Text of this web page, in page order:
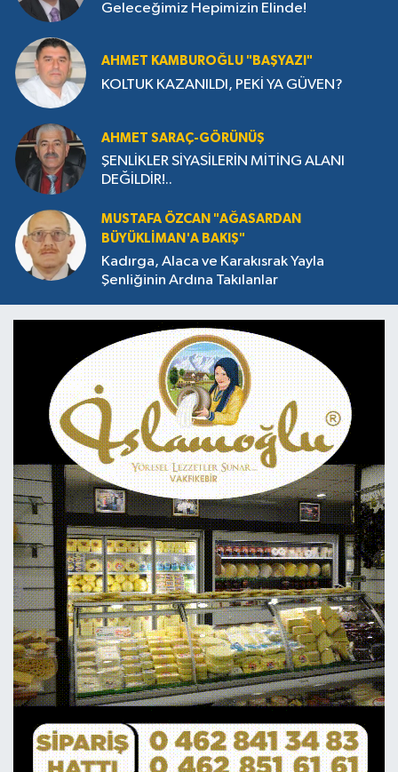
Geleceğimiz Hepimizin Elinde!
AHMET KAMBUROĞLU "BAŞYAZI"
KOLTUK KAZANILDI, PEKİ YA GÜVEN?
AHMET SARAÇ-GÖRÜNÜŞ
ŞENLİKLER SİYASİLERİN MİTİNG ALANI
DEĞİLDİR!..
MUSTAFA ÖZCAN "AĞASARDAN
BÜYÜKLİMAN'A BAKIŞ"
Kadırga, Alaca ve Karakısrak Yayla
Şenliğinin Ardına Takılanlar